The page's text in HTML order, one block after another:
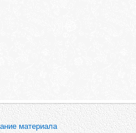
материала